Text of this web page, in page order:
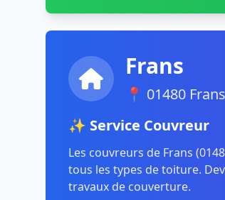
Frans
📍 01480 Frans
✨ Service Couvreur
Les couvreurs de Frans
tous les types de toiture.
travaux de couverture.